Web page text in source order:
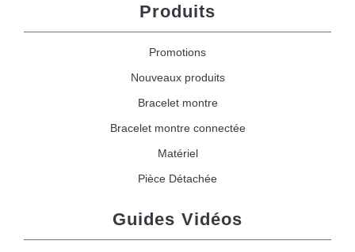
Produits
Promotions
Nouveaux produits
Bracelet montre
Bracelet montre connectée
Matériel
Pièce Détachée
Guides Vidéos